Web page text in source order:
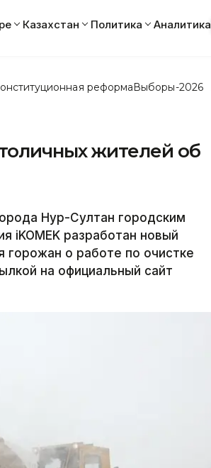
Казахстан Политика Аналитика
реформаВыборы-2026
жителей об
Нур-Султан городским
iKOMEK разработан новый
горожан о работе по очистке
на официальный сайт